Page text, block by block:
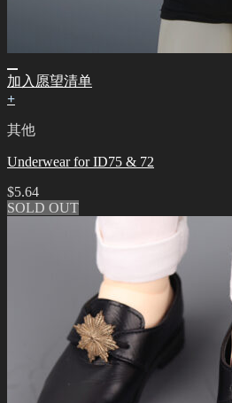
加入愿望清单
+
其他
Underwear for ID75 & 72
$5.64
SOLD OUT